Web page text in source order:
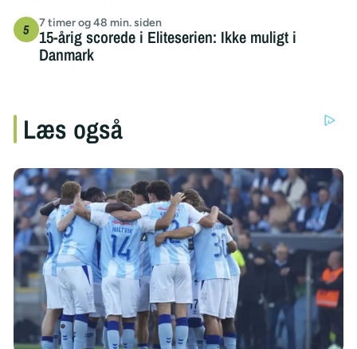
7 timer og 48 min. siden
15-årig scorede i Eliteserien: Ikke muligt i
Danmark